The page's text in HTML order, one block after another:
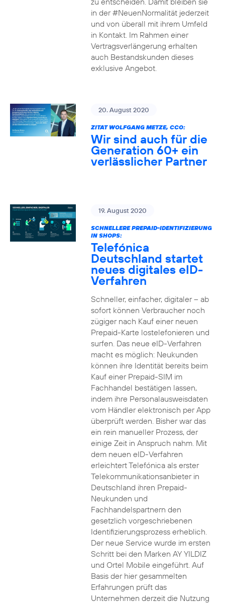
in der #NeuenNormalität jederzeit
und von überall mit ihrem Umfeld
in Kontakt. Im Rahmen einer
Vertragsverlängerung erhalten
auch Bestandskunden dieses
exklusive Angebot.
20. August 2020
ZITAT WOLFGANG METZE, CCO:
Wir sind auch für die
Generation 60+ ein
verlässlicher Partner
19. August 2020
SCHNELLERE PREPAID-IDENTIFIZIERUNG
IN SHOPS:
Telefónica
Deutschland startet
neues digitales eID-
Verfahren
Schneller, einfacher, digitaler – ab
sofort können Verbraucher noch
zügiger nach Kauf einer neuen
Prepaid-Karte lostelefonieren und
surfen. Das neue eID-Verfahren
macht es möglich: Neukunden
können ihre Identität bereits beim
Kauf einer Prepaid-SIM im
Fachhandel bestätigen lassen,
indem ihre Personalausweisdaten
vom Händler elektronisch per App
überprüft werden. Bisher war das
ein rein manueller Prozess, der
einige Zeit in Anspruch nahm. Mit
dem neuen eID-Verfahren
erleichtert Telefónica als erster
Telekommunikationsanbieter in
Deutschland ihren Prepaid-
Neukunden und
Fachhandelspartnern den
gesetzlich vorgeschriebenen
Identifizierungsprozess erheblich.
Der neue Service wurde im ersten
Schritt bei den Marken AY YILDIZ
und Ortel Mobile eingeführt. Auf
Basis der hier gesammelten
Erfahrungen prüft das
Unternehmen derzeit die Nutzung